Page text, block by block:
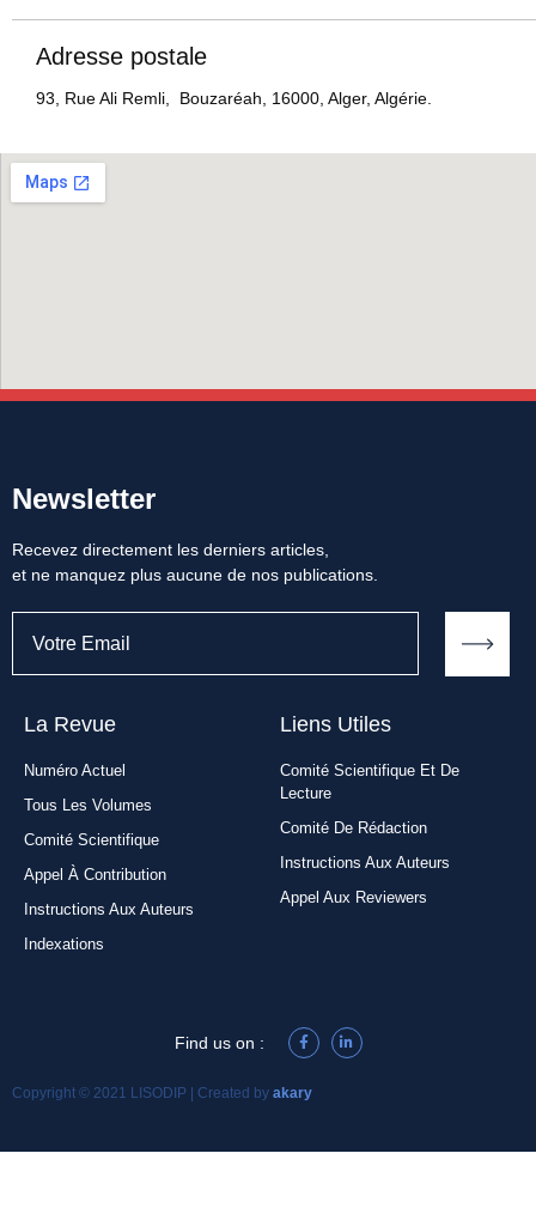
Adresse postale
93, Rue Ali Remli, Bouzaréah, 16000, Alger, Algérie.
Newsletter
Recevez directement les derniers articles,
et ne manquez plus aucune de nos publications.
La Revue
Numéro Actuel
Tous Les Volumes
Comité Scientifique
Appel À Contribution
Instructions Aux Auteurs
Indexations
Liens Utiles​
Comité Scientifique Et De
Lecture
Comité De Rédaction
Instructions Aux Auteurs
Appel Aux Reviewers
Copyright © 2021 LISODIP | Created by akary
Find us on :